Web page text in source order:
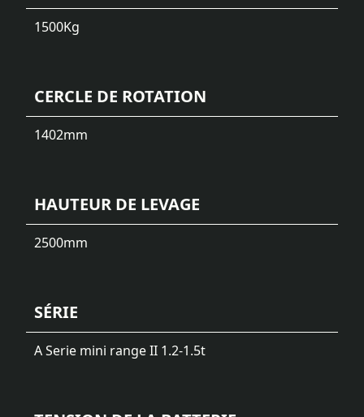
1500Kg
CERCLE DE ROTATION
1402mm
HAUTEUR DE LEVAGE
2500mm
SÉRIE
A Serie mini range II 1.2-1.5t